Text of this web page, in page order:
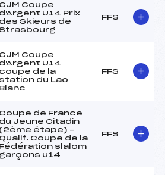
CJM Coupe
d'Argent U14 Prix
des Skieurs de
FFS
CJM Coupe
d'Argent U14
coupe de la
station du Lac
Blanc
FFS
Coupe de France
du Jeune Citadin
(2ème étape) –
Qualif. Coupe de la
Fédération slalom
garçons u14
FFS